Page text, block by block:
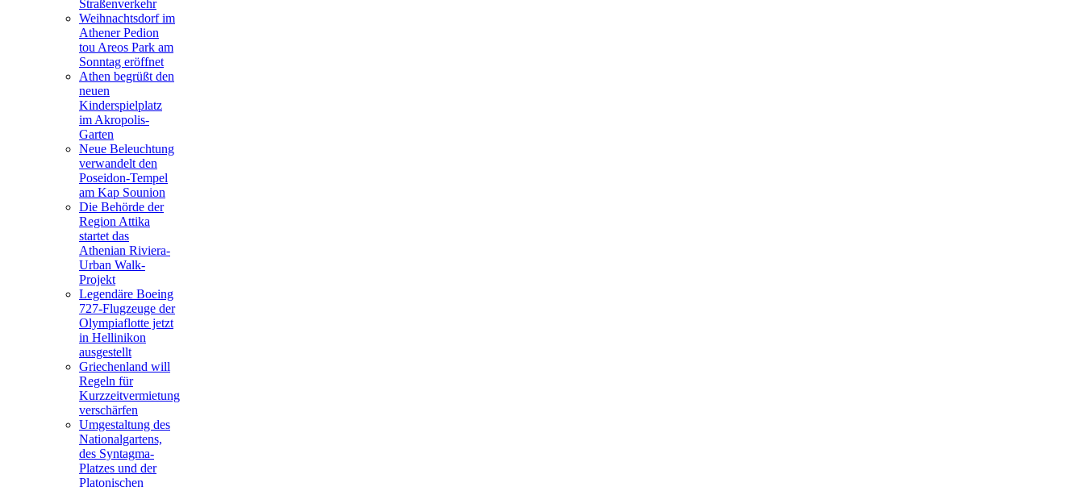
Straßenverkehr
Weihnachtsdorf im
Athener Pedion
tou Areos Park am
Sonntag eröffnet
Athen begrüßt den
neuen
Kinderspielplatz
im Akropolis-
Garten
Neue Beleuchtung
verwandelt den
Poseidon-Tempel
am Kap Sounion
Die Behörde der
Region Attika
startet das
Athenian Riviera-
Urban Walk-
Projekt
Legendäre Boeing
727-Flugzeuge der
Olympiaflotte jetzt
in Hellinikon
ausgestellt
Griechenland will
Regeln für
Kurzzeitvermietung
verschärfen
Umgestaltung des
Nationalgartens,
des Syntagma-
Platzes und der
Platonischen